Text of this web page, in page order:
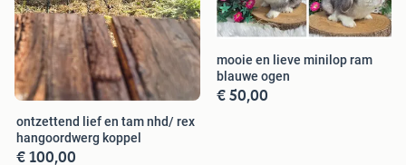
ontzettend lief en tam nhd/ rex
hangoordwerg koppel
€ 100,00
mooie en lieve minilop ram
blauwe ogen
€ 50,00